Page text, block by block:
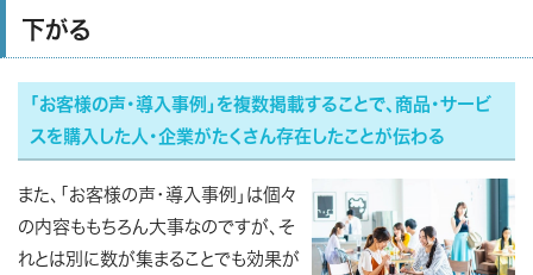
下がる
「お客様の声・導入事例」を複数掲載することで、商品・サービ
スを購入した人・企業がたくさん存在したことが伝わる
また、「お客様の声・導入事例」は個々
の内容ももちろん大事なのですが、そ
れとは別に数が集まることでも効果が